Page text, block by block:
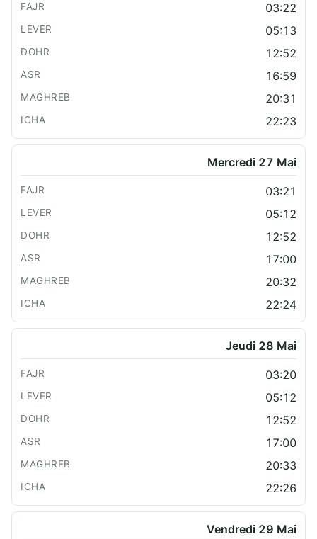
03:22
05:13
12:52
16:59
20:31
22:23
Mercredi 27 Mai
03:21
05:12
12:52
17:00
20:32
22:24
Jeudi 28 Mai
03:20
05:12
12:52
17:00
20:33
22:26
Vendredi 29 Mai